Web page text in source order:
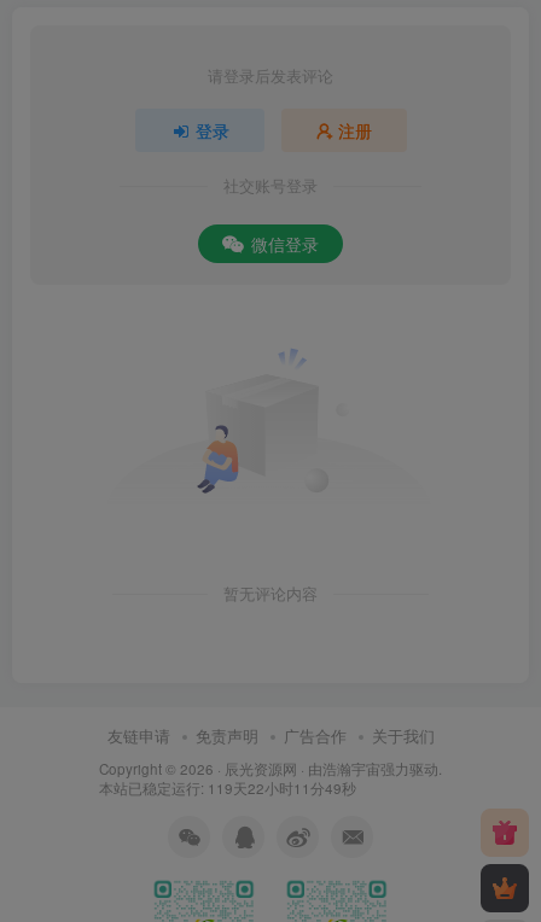
请登录后发表评论
登录 注册
社交账号登录
微信登录
暂无评论内容
友链申请 免责声明 广告合作 关于我们
Copyright © 2026 · 辰光资源网 · 由浩瀚宇宙强力驱动.
本站已稳定运行: 119天22小时11分50秒